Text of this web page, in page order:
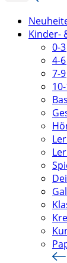
Kinder-
0-
4-
7-